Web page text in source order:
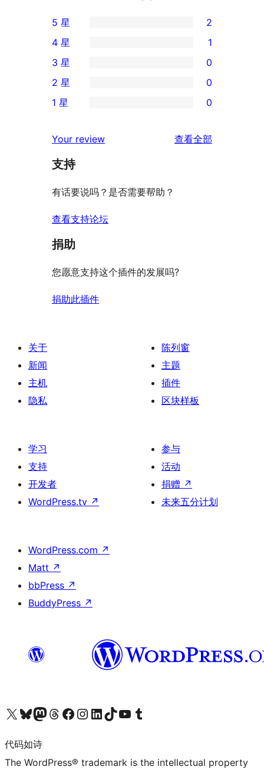
2
条
5
星
评
5 星 2
条
4
星
价
4 星 1
0
条
3
评
价
3 星 0
条
星
评
2 星 0
1
星
价
1 星 0
Your review 查看全部
支持
有话要说吗？是否需要帮助？
查看支持论坛
捐助
您愿意支持这个插件的发展吗?
捐助此插件
关于
新闻
主机
隐私
陈列窗
主题
插件
区块样板
学习
支持
开发者
WordPress.tv ↗
参与
活动
捐赠 ↗
未来五分计划
WordPress.com ↗
Matt ↗
bbPress ↗
BuddyPress ↗
关注我们的 X（原 Twitter）账号访问我们的 Bluesky 账号关注我们的 Mastodon 账号访问我们的 Threads 账号 访问我们的 Facebook 公共主页关注我们的 Instagram 账号 关注我们的 LinkedIn 主页访问我们的 TikTok 账号访问我们的 YouTube 频道 访问我们的 Tumblr 账号
代码如诗
The WordPress® trademark is the intellectual property